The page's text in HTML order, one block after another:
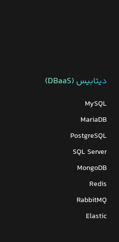
دیتابیس‌ (DBaaS)
MySQL
MariaDB
PostgreSQL
SQL Server
MongoDB
Redis
RabbitMQ
Elastic